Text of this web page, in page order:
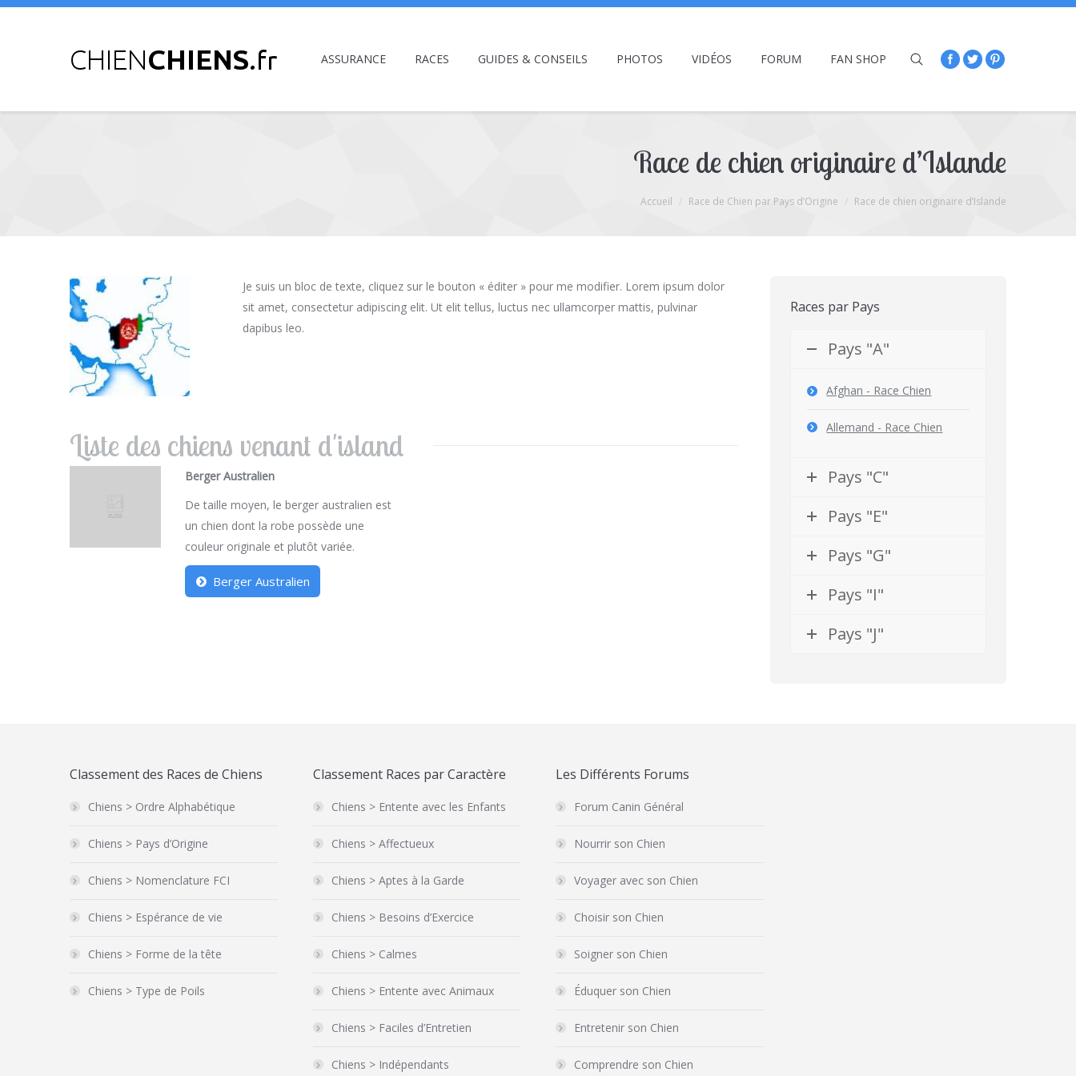
ASSURANCE RACES GUIDES & CONSEILS PHOTOS VIDÉOS FORUM FAN SHOP
Race de chien originaire d’Islande
Accueil Race de Chien par Pays d’Origine Race de chien originaire d’Islande
Je suis un bloc de texte, cliquez sur le bouton « éditer » pour me modifier. Lorem ipsum dolor
sit amet, consectetur adipiscing elit. Ut elit tellus, luctus nec ullamcorper mattis, pulvinar
dapibus leo.
Liste des chiens venant d'island
Berger Australien
De taille moyen, le berger australien est
un chien dont la robe possède une
couleur originale et plutôt variée.
Berger Australien
Races par Pays
Pays "A"
Afghan - Race Chien
Allemand - Race Chien
Pays "C"
Pays "E"
Pays "G"
Pays "I"
Pays "J"
Classement des Races de Chiens
Chiens > Ordre Alphabétique
Chiens > Pays d’Origine
Chiens > Nomenclature FCI
Chiens > Espérance de vie
Chiens > Forme de la tête
Chiens > Type de Poils
Classement Races par Caractère
Chiens > Entente avec les Enfants
Chiens > Affectueux
Chiens > Aptes à la Garde
Chiens > Besoins d’Exercice
Chiens > Calmes
Chiens > Entente avec Animaux
Chiens > Faciles d’Entretien
Chiens > Indépendants
Les Différents Forums
Forum Canin Général
Nourrir son Chien
Voyager avec son Chien
Choisir son Chien
Soigner son Chien
Éduquer son Chien
Entretenir son Chien
Comprendre son Chien